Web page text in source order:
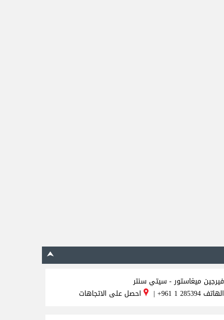
فيرجين ميغاستور - سيتي سنتر
الهاتف +961 1 285394
| احصل على الاتجاهات